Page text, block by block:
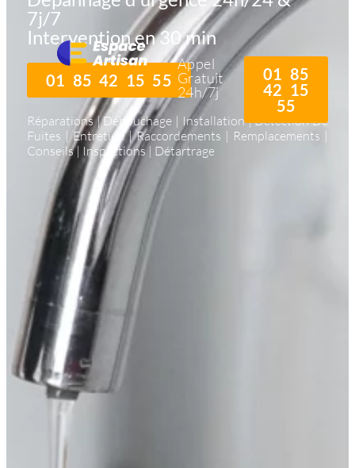
Appel
Gratuit
24h/7j
01 85
42 15
55
7j/7
Intervention en 30 min
01 85 42 15 55
Réparations | Débouchage | Installation | Détection De
Fuites | Entretien | Raccordements | Remplacements |
Conseils | Inspections | Détartrage